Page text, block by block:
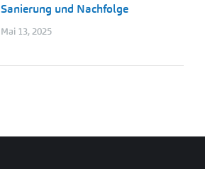
Sanierung und Nachfolge
Mai 13, 2025